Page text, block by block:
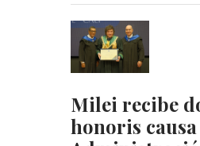
Milei recibe
honoris causa